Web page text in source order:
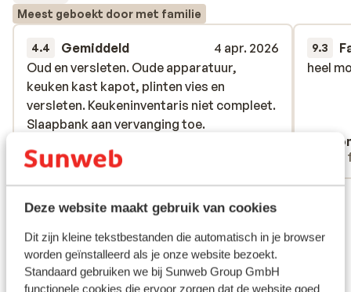
Deze website maakt gebruik van cookies
Dit zijn kleine tekstbestanden die automatisch in je browser
worden geïnstalleerd als je onze website bezoekt.
Standaard gebruiken we bij Sunweb Group GmbH
functionele cookies die ervoor zorgen dat de website goed
Meest geboekt door met familie
4.4 Gemiddeld
4 apr. 2026
Oud en versleten. Oude apparatuur,
keuken kast kapot, plinten vies en
versleten. Keukeninventaris niet compleet.
Slaapbank aan vervanging toe.
Oud en versleten. Oude apparatuur,
keuken kast kapot, plinten vies en
versleten. Keukeninventaris niet compleet.
Slaapbank aan vervanging toe.
Met familie
9.3
heel
heel